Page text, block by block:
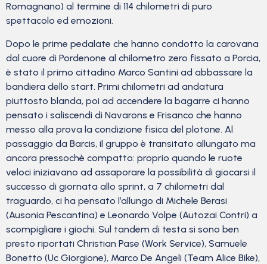
Romagnano) al termine di 114 chilometri di puro
spettacolo ed emozioni.
Dopo le prime pedalate che hanno condotto la carovana
dal cuore di Pordenone al chilometro zero fissato a Porcia,
è stato il primo cittadino Marco Santini ad abbassare la
bandiera dello start. Primi chilometri ad andatura
piuttosto blanda, poi ad accendere la bagarre ci hanno
pensato i saliscendi di Navarons e Frisanco che hanno
messo alla prova la condizione fisica del plotone. Al
passaggio da Barcis, il gruppo è transitato allungato ma
ancora pressochè compatto: proprio quando le ruote
veloci iniziavano ad assaporare la possibilità di giocarsi il
successo di giornata allo sprint, a 7 chilometri dal
traguardo, ci ha pensato l’allungo di Michele Berasi
(Ausonia Pescantina) e Leonardo Volpe (Autozai Contri) a
scompigliare i giochi. Sul tandem di testa si sono ben
presto riportati Christian Pase (Work Service), Samuele
Bonetto (Uc Giorgione), Marco De Angeli (Team Alice Bike),